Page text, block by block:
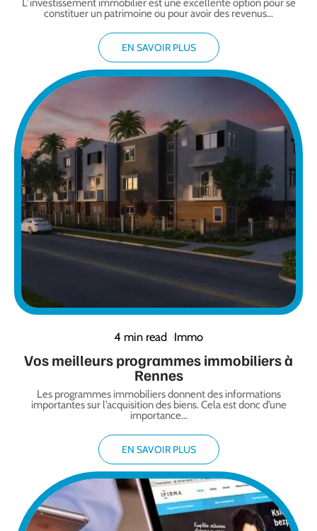
L’investissement immobilier est une excellente option pour se
constituer un patrimoine ou pour avoir des revenus…
EN SAVOIR PLUS
4 min read Immo
Vos meilleurs programmes immobiliers à
Rennes
Les programmes immobiliers donnent des informations
importantes sur l’acquisition des biens. Cela est donc d’une
importance…
EN SAVOIR PLUS